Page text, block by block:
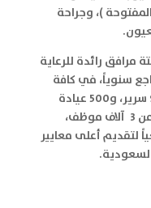
)، وجراحة
رائدة للرعاية
1.5 مليون مراجع سنوياً، في كافة
أنحاء المملكة، وذلك عبر أكثر من 900 سرير، و500 عيادة
خارجية، ويعمل لدى المجموعة أكثر من 3 آلاف موظف،
لتقديم أعلى معايير